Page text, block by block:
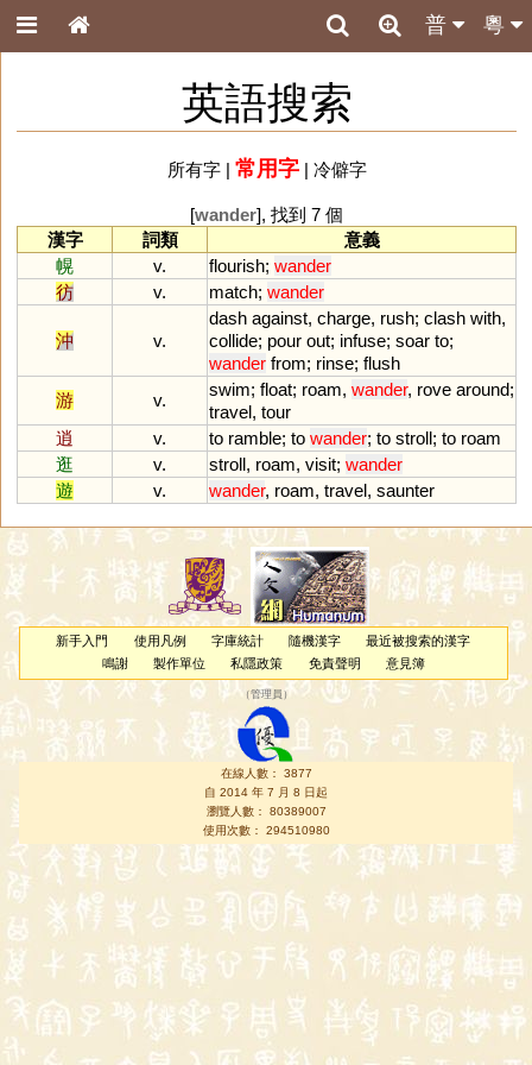
粵
普
英語搜索
所有字| 常用字| 冷僻字
[wander], 找到 7 個
漢字
詞類
意義
幌
v. flourish; wander
彷
v. match; wander
沖 v.
dash against, charge, rush; clash with,
collide; pour out; infuse; soar to;
wander from; rinse; flush
游
v.
swim; float; roam, wander, rove around;
travel, tour
逍
v. to ramble; to wander; to stroll; to roam
逛
v. stroll, roam, visit; wander
遊
v. wander, roam, travel, saunter
新手入門 使用凡例 字庫統計 隨機漢字
最近被搜索的漢字
鳴謝
製作單位 私隱政策 免責聲明 意見簿
（管理員 ）
在線人數： 3877
自 2014 年 7 月 8 日起
瀏覽人數： 80389007
使用次數： 294510980